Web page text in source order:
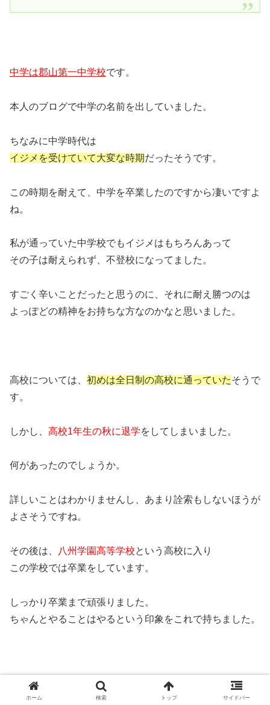
中学は郡山第一中学校です。
本人のブログで中学の名前を出していました。
ちなみに中学時代は
イジメを受けていて大変な時期だったそうです。
この時期を耐えて、中学を卒業したのですから凄いですよ
ね。
私が通っていた中学校でもイジメはもちろんあって
その子は耐えられず、不登校になってました。
すごく辛いことだったと思うのに、それに耐え勝つのは
よっぽどの精神をお持ちな方なのかなと思いました。
高校については、 初めは全日制の高校に通っていたそうで
す。
しかし、 高校1年生の秋に退学をしてしまいました。
何があったのでしょうか。
詳しいことはわかりませんし、あまり詮索もしないほうが
よさそうですね。
その後は、 八州学園高等学校という高校に入り
この学校では卒業をしています。
しっかり卒業まで頑張りました。
ちゃんとやることはやるという印象をこれで持ちました。
スポンサードリンク
ホーム 検索 トップ サイドバー